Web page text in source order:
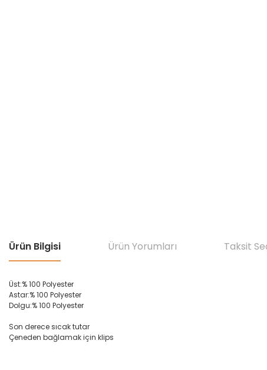
Ürün Bilgisi Ürün Yorumları Taksit
Üst:% 100 Polyester
Astar:% 100 Polyester
Dolgu:% 100 Polyester
Son derecesıcaktutar
Çeneden bağlamak için klips